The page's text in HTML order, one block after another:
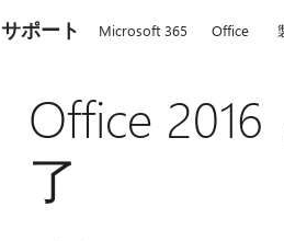
サポート Microsoft 365 Office
Office
了